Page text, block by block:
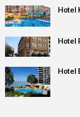
Hotel
Hotel
Hotel